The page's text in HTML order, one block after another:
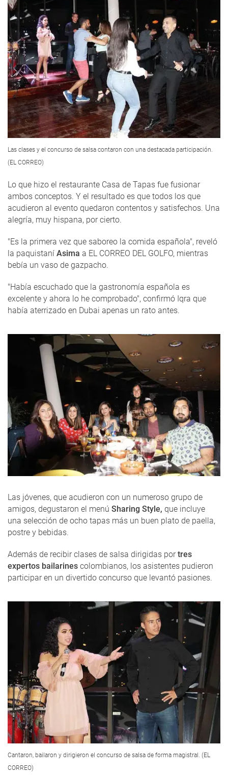
Las clases y el concurso de salsa contaron con una destacada participación.
(EL CORREO)
Lo que hizo el restaurante Casa de Tapas fue fusionar
ambos conceptos. Y el resultado es que todos los que
acudieron al evento quedaron contentos y satisfechos. Una
alegría, muy hispana, por cierto.
"Es la primera vez que saboreo la comida española", reveló
la paquistaní Asima a EL CORREO DEL GOLFO, mientras
bebía un vaso de gazpacho.
"Había escuchado que la gastronomía española es
excelente y ahora lo he comprobado", confirmó Iqra que
había aterrizado en Dubai apenas un rato antes.
Las jóvenes, que acudieron con un numeroso grupo de
amigos, degustaron el menú Sharing Style, que incluye
una selección de ocho tapas más un buen plato de paella,
postre y bebidas.
Además de recibir clases de salsa dirigidas portres
expertos bailarines colombianos, los asistentes pudieron
participar en un divertido concurso que levantó pasiones.
Cantaron, bailaron y dirigieron el concurso de salsa de forma magistral. (EL
CORREO)